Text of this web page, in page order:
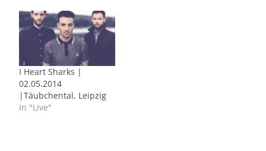
I Heart Sharks |
02.05.2014
|Täubchental, Leipzig
In "Live"